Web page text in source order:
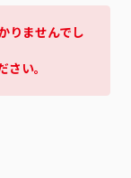
りませんでし
い。